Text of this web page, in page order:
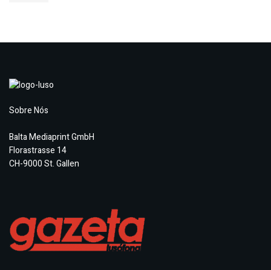
Sobre Nós
Balta Mediaprint GmbH
Florastrasse 14
CH-9000 St. Gallen